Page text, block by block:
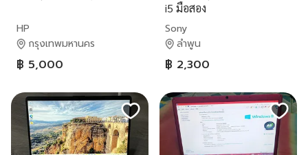
HP
กรุงเทพมหานคร
฿ 5,000
i5 มือสอง
Sony
ลำพูน
฿ 2,300